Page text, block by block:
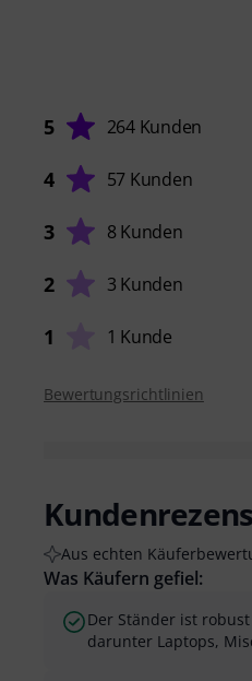
5 264 Kunden
4 57 Kunden
3 8 Kunden
2 3 Kunden
1 1 Kunde
Bewertungsrichtlinien
Aus echten
Was Käufern gefiel:
Der Ständer ist
darunter Laptops,